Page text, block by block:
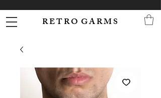
R E T R O G A R M S